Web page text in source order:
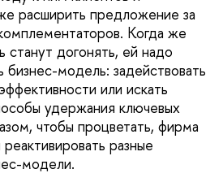
рас­ширить предложение за
Когда же
станут догонять, ей надо
бизнес-модель: задействовать
или искать
удержания ключевых
чтобы процветать, фирма
разные
модели.